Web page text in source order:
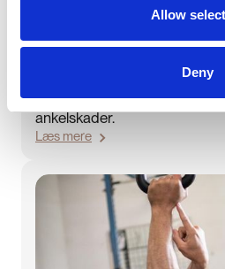
Allow
Deny
10/4/2027 8:00
Sporting Foot & Ankle
Internationalt anerkendt
behandling og rehabilitering
ankelskader.
Læs mere